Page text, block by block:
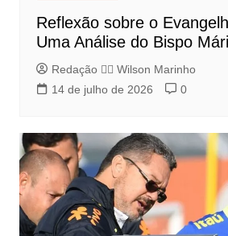
Reflexão sobre o
Uma Análise do Bispo
Redação 👨‍⚖️​ Wilson Marinho
14 de julho de 2026
0